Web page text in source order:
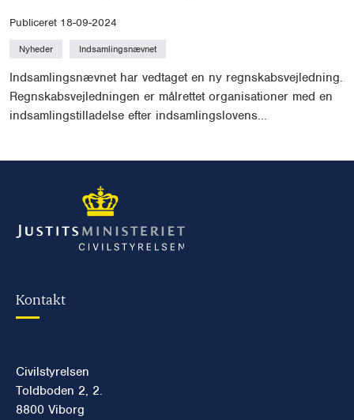
Publiceret 18-09-2024
Nyheder Indsamlingsnævnet
Indsamlingsnævnet har vedtaget en ny regnskabsvejledning.
Regnskabsvejledningen er målrettet organisationer med en
indsamlingstilladelse efter indsamlingslovens...
Kontakt
Civilstyrelsen
Toldboden 2, 2.
8800 Viborg